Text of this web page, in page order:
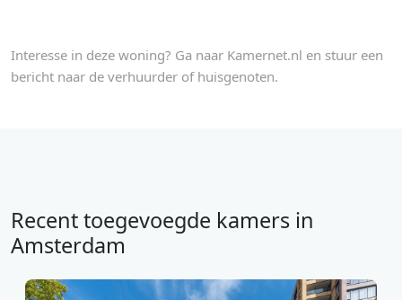
Interesse in deze woning? Ga naar Kamernet.nl en stuur een
bericht naar de verhuurder of huisgenoten.
Recent toegevoegde kamers in
Amsterdam